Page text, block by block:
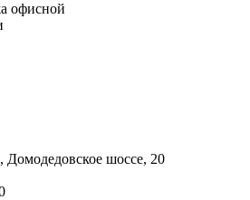
офисной
шоссе, 20